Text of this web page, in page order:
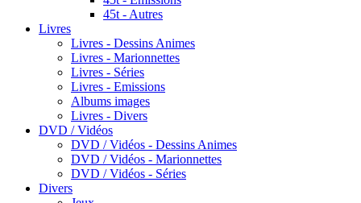
45t - Autres
Livres
Livres - Dessins Animes
Livres - Marionnettes
Livres - Séries
Livres - Emissions
Albums images
Livres - Divers
DVD / Vidéos
DVD / Vidéos - Dessins Animes
DVD / Vidéos - Marionnettes
DVD / Vidéos - Séries
Divers